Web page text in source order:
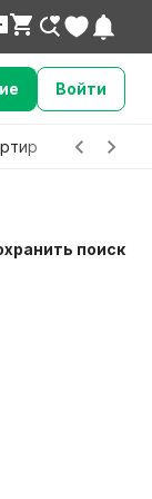
Войти
Детские
поиск